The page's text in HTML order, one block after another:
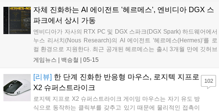
구되는 게이밍 환경에서 소음 간섭 없이 쾌적함을 유지할 수 있다....
자체 진화하는 AI 에이전트 '헤르메스', 엔비디아 DGX 스
파크에서 상시 가동
엔비디아가 자사의 RTX PC 및 DGX 스파크(DGX Spark) 하드웨어에서
누스 리서치(Nous Research)의 AI 에이전트 '헤르메스(Hermes)'를 로
컬 환경으로 지원한다. 최근 공개된 헤르메스는 출시 3개월 만에 깃허브
(GitHub) 스타 14만 개를 돌파했으며, 글로벌 플랫폼 오픈라우터
다. 누스 리서치가 개발한 이 에이전트는 특정 공급업체나 모델에 종속
되지 않으며, 로컬 환경에서 24시간 상시 가동되도록 설계되었다. 또한,
메시징 앱 연동 및 로컬 파일 접근이 가능하다....
게임뉴스 | 백승철 | 05-15
[리뷰] 한 단계 진화한 반응형 마우스, 로지텍 지프로
X2 슈퍼스트라이크
로지텍 지프로 X2 슈퍼스트라이크 게이밍 마우스는 자기 유도 방
식으로 동작하는 클릭부를 갖추고 있기 때문에 물리적인 접촉이
102